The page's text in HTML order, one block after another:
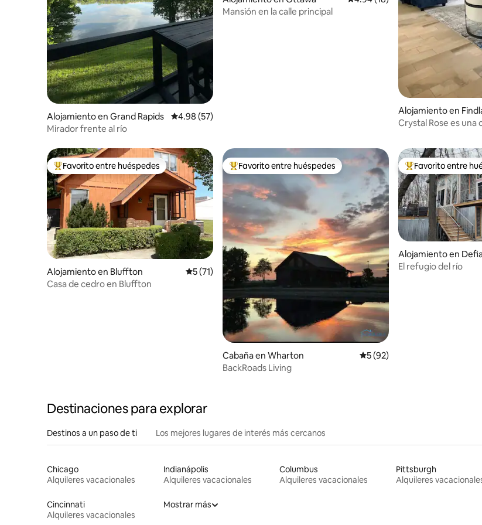
Alojamiento en Grand Rapids Calificación promedio: 4.98 de 5, 57 reseñas
4.98 (57)
Mirador frente al río
Mansión en la calle principal
Alojamiento en
Crystal Rose es una
Favorito entre huéspedes preferido
Favorito entre huéspedes
Alojamiento en Bluffton Calificación promedio: 5 de 5, 71 reseñas
5 (71)
Casa de cedro en Bluffton
Favorito entre huéspedes preferido
Favorito entre huéspedes
Cabaña en Wharton Calificación promedio: 5 de 5,
5 (92)
BackRoads Living
Favorito entre
Favorito entre
Alojamiento en
El refugio del río
Destinaciones para explorar
Destinos a un paso de ti Los mejores lugares de interés más cercanos
Chicago
Alquileres vacacionales
Indianápolis
Alquileres vacacionales
Columbus
Alquileres vacacionales
Pittsburgh
Alquileres
Cincinnati
Alquileres vacacionales
Mostrar más